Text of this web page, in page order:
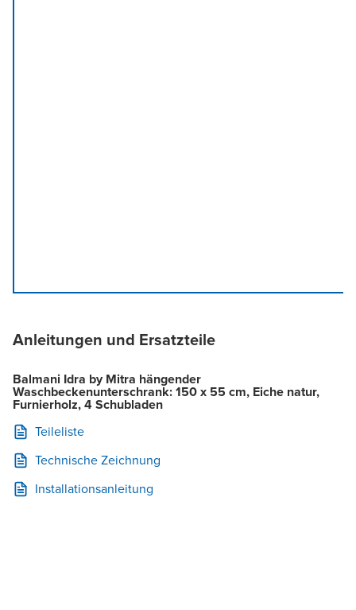
Anleitungen und Ersatzteile
Balmani Idra by Mitra hängender
Waschbeckenunterschrank: 150 x 55 cm, Eiche natur,
Furnierholz, 4 Schubladen
Teileliste
Technische Zeichnung
Installationsanleitung